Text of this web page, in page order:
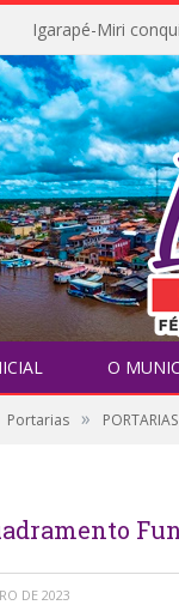
O
Portarias »
DE 2023